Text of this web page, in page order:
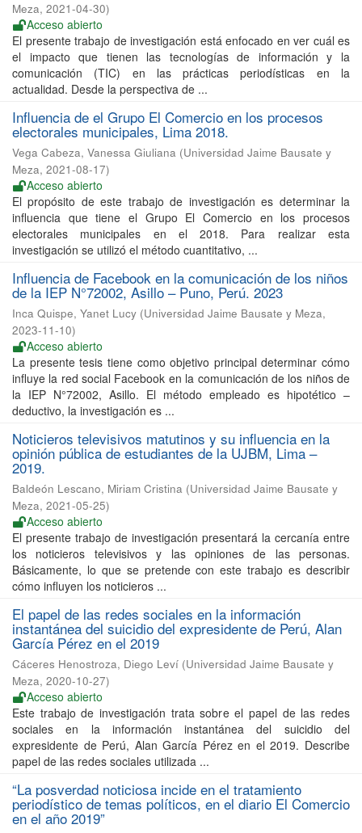
Meza, 2021-04-30)
Acceso abierto
El presente trabajo de investigación está enfocado en ver cuál es
el impacto que tienen las tecnologías de información y la
comunicación (TIC) en las prácticas periodísticas en la
actualidad. Desde la perspectiva de ...
Influencia de el Grupo El Comercio en los procesos
electorales municipales, Lima 2018.
Vega Cabeza, Vanessa Giuliana (Universidad Jaime Bausate y
Meza, 2021-08-17)
Acceso abierto
El propósito de este trabajo de investigación es determinar la
influencia que tiene el Grupo El Comercio en los procesos
electorales municipales en el 2018. Para realizar esta
investigación se utilizó el método cuantitativo, ...
Influencia de Facebook en la comunicación de los niños
de la IEP N°72002, Asillo – Puno, Perú. 2023
Inca Quispe, Yanet Lucy (Universidad Jaime Bausate y Meza,
2023-11-10)
Acceso abierto
La presente tesis tiene como objetivo principal determinar cómo
influye la red social Facebook en la comunicación de los niños de
la IEP N°72002, Asillo. El método empleado es hipotético –
deductivo, la investigación es ...
Noticieros televisivos matutinos y su influencia en la
opinión pública de estudiantes de la UJBM, Lima –
2019.
Baldeón Lescano, Miriam Cristina (Universidad Jaime Bausate y
Meza, 2021-05-25)
Acceso abierto
El presente trabajo de investigación presentará la cercanía entre
los noticieros televisivos y las opiniones de las personas.
Básicamente, lo que se pretende con este trabajo es describir
cómo influyen los noticieros ...
El papel de las redes sociales en la información
instantánea del suicidio del expresidente de Perú, Alan
García Pérez en el 2019
Cáceres Henostroza, Diego Leví (Universidad Jaime Bausate y
Meza, 2020-10-27)
Acceso abierto
Este trabajo de investigación trata sobre el papel de las redes
sociales en la información instantánea del suicidio del
expresidente de Perú, Alan García Pérez en el 2019. Describe
papel de las redes sociales utilizada ...
“La posverdad noticiosa incide en el tratamiento
periodístico de temas políticos, en el diario El Comercio
en el año 2019”